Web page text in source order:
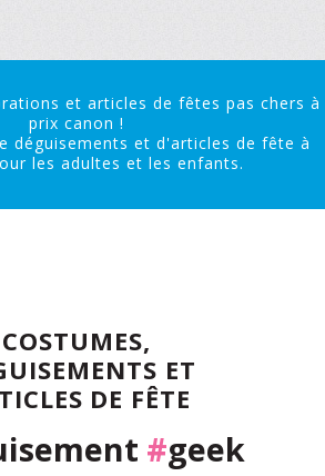
et articles de fêtes pas chers à
prix canon !
déguisements et d'articles de fête à
les adultes et les enfants.
COSTUMES,
ET
DE FÊTE
#geek